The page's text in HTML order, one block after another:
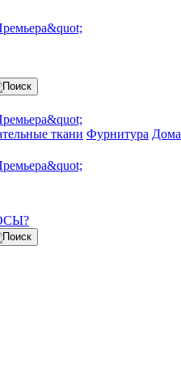
ткани Фурнитура